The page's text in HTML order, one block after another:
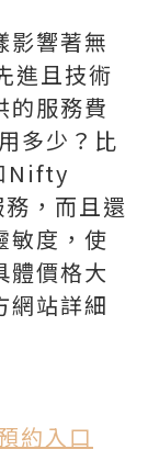
影響著無
進且技術
的服務費
多少？比
Nifty
，而且還
敏度，使
體價格大
網站詳細
約入口